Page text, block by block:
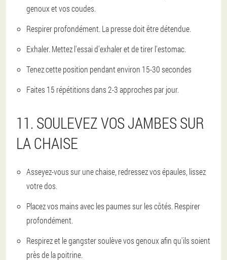
genoux et vos coudes.
Respirer profondément. La presse doit être détendue.
Exhaler. Mettez l'essai d'exhaler et de tirer l'estomac.
Tenez cette position pendant environ 15-30 secondes
Faites 15 répétitions dans 2-3 approches par jour.
11. SOULEVEZ VOS JAMBES SUR
LA CHAISE
Asseyez-vous sur une chaise, redressez vos épaules, lissez
votre dos.
Placez vos mains avec les paumes sur les côtés. Respirer
profondément.
Respirez et le gangster soulève vos genoux afin qu'ils soient
près de la poitrine.